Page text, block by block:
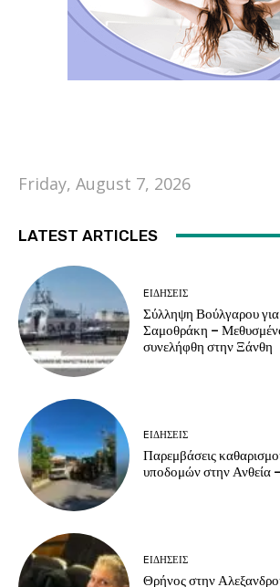
Friday, August 7, 2026
LATEST ARTICLES
EΙΔΗΣΕΙΣ
Σύλληψη Βούλγαρου
Σαμοθράκη –
συνελήφθη στην Ξάνθη
EΙΔΗΣΕΙΣ
Παρεμβάσεις
υποδομών στην Ανθεία
EΙΔΗΣΕΙΣ
Θρήνος στην